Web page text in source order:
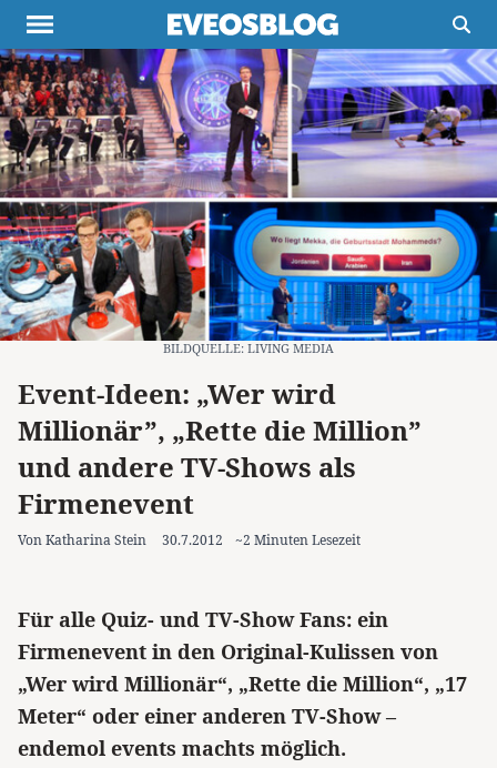
Themen Projekte
Inspiration
Destinationen
Über uns
Werbung
Buchtipps
Newsletter
BILDQUELLE: LIVING MEDIA
Event-Ideen: „Wer wird
Millionär”, „Rette die Million”
und andere TV-Shows als
Firmenevent
Von Katharina Stein 30.7.2012 ~2 Minuten Lesezeit
Für alle Quiz- und TV-Show Fans: ein
Firmenevent in den Original-Kulissen von
„Wer wird Millionär“, „Rette die Million“, „17
Meter“ oder einer anderen TV-Show –
endemol events machts möglich.